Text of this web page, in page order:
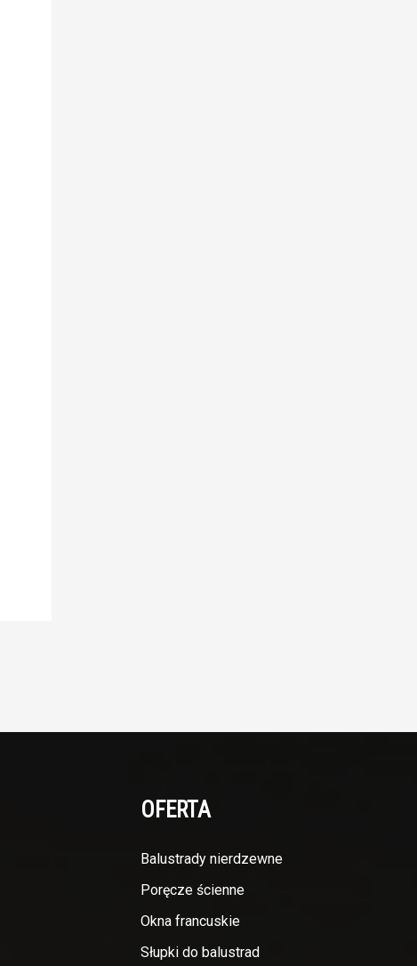
OFERTA
Balustrady nierdzewne
Poręcze ścienne
Okna francuskie
Słupki do balustrad